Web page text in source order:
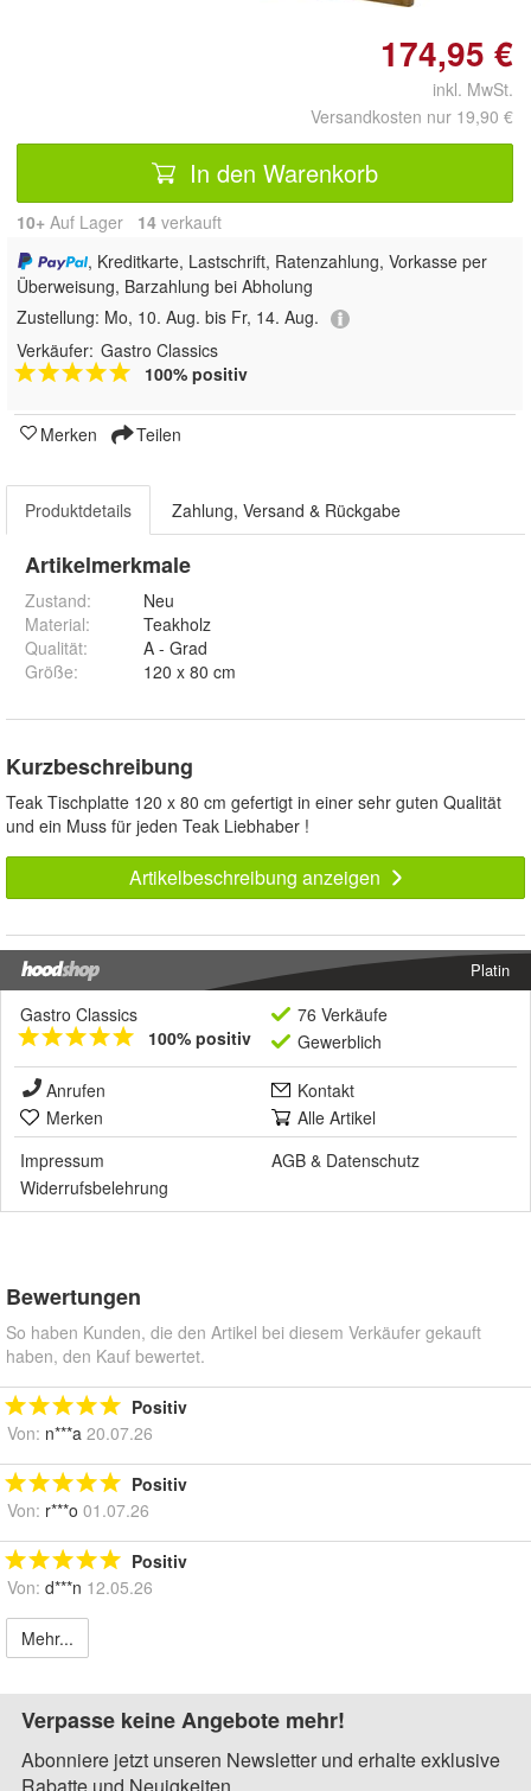
174,95 €
inkl. MwSt.
Versandkosten nur 19,90 €
In den Warenkorb
10+ Auf Lager 14 verkauft
, Kreditkarte, Lastschrift, Ratenzahlung, Vorkasse per
Überweisung, Barzahlung bei Abholung
Zustellung: Mo, 10. Aug. bis Fr, 14. Aug.
Verkäufer: Gastro Classics
100% positiv
Merken Teilen
Produktdetails Zahlung, Versand & Rückgabe
Artikelmerkmale
Zustand:
Neu
Material:
Teakholz
Qualität:
A - Grad
Größe: 120 x 80 cm
Kurzbeschreibung
Teak Tischplatte 120 x 80 cm gefertigt in einer sehr guten Qualität
und ein Muss für jeden Teak Liebhaber !
Artikelbeschreibung anzeigen
Platin
Gastro Classics
100% positiv
76 Verkäufe
Gewerblich
Anrufen
Kontakt
Merken
Alle Artikel
Impressum
AGB & Datenschutz
Widerrufsbelehrung
Bewertungen
So haben Kunden, die den Artikel bei diesem Verkäufer gekauft
haben, den Kauf bewertet.
Positiv
Von: n***a 20.07.26
Positiv
Von: r***o 01.07.26
Positiv
Von: d***n 12.05.26
Mehr...
Verpasse keine Angebote mehr!
Abonniere jetzt unseren Newsletter und erhalte exklusive
Rabatte und Neuigkeiten.